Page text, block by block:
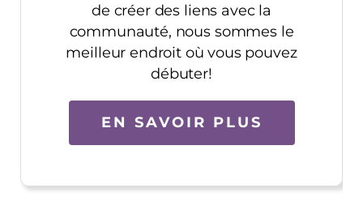
de créer des liens avec la
communauté, nous sommes le
meilleur endroit où vous pouvez
débuter!
EN SAVOIR PLUS